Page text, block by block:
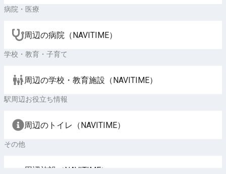
病院・医療
周辺の病院（NAVITIME）
学校・教育・子育て
周辺の学校・教育施設（NAVITIME）
駅周辺お役立ち情報
周辺のトイレ（NAVITIME）
その他
周辺施設（NAVITIME）